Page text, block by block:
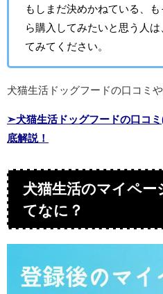
もしまだ決めかねている、
ら購入してみたいと思う人は
てみてください。
犬猫生活ドッグフードの口コミ
➣犬猫生活ドッグフードの口コ
底解説！
犬猫生活のマイペー
てなに？